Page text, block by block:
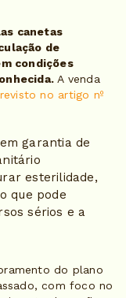
canetas
de
condições
A venda
no artigo nº
garantia de
esterilidade,
que pode
sérios e a
do plano
com foco no